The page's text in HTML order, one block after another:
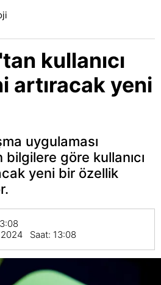
kullanıcı
artıracak yeni
uygulaması
göre kullanıcı
yeni bir özellik
Saat: 13:08